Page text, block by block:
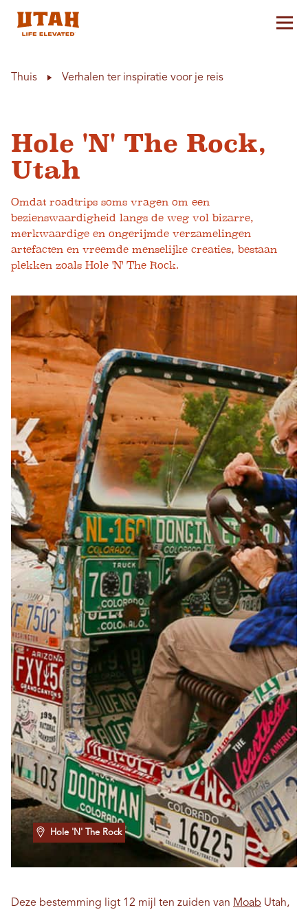
Thuis Verhalen ter inspiratie voor je reis
Hole 'N' The Rock,
Utah
Omdat roadtrips soms vragen om een ​​
bezienswaardigheid langs de weg vol bizarre,
merkwaardige en ongerijmde verzamelingen
artefacten en vreemde menselijke creaties, bestaan ​​
plekken zoals Hole 'N' The Rock.
Hole 'N' The Rock
Deze bestemming ligt 12 mijl ten zuiden van Moab Utah,